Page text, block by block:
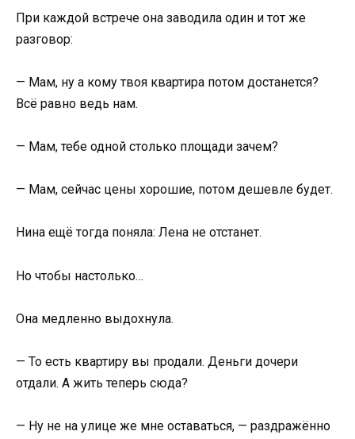
При каждой встрече она заводила один и тот же
разговор:
— Мам, ну а кому твоя квартира потом достанется?
Всё равно ведь нам.
— Мам, тебе одной столько площади зачем?
— Мам, сейчас цены хорошие, потом дешевле будет.
Нина ещё тогда поняла: Лена не отстанет.
Но чтобы настолько…
Она медленно выдохнула.
— То есть квартиру вы продали. Деньги дочери
отдали. А жить теперь сюда?
— Ну не на улице же мне оставаться, — раздражённо